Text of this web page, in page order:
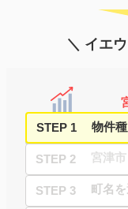
＼ イエ
STEP 1
STEP 2
STEP 3